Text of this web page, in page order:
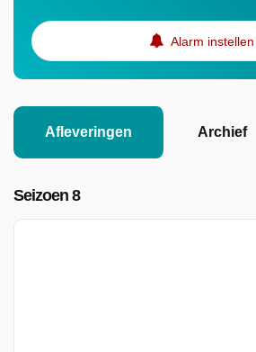
Alarm instellen
Afleveringen Archief
Seizoen 8